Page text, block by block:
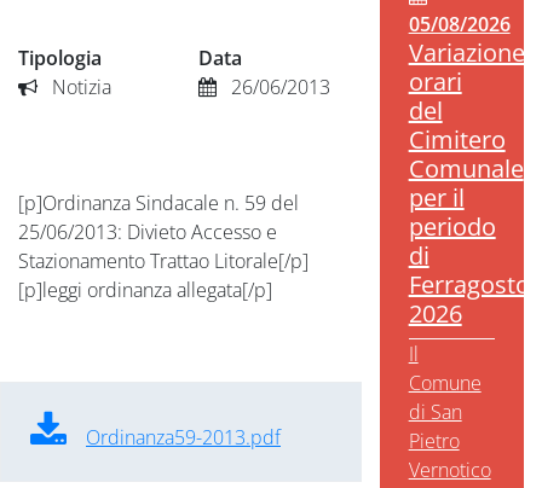
Tipologia
Notizia
Data
26/06/2013
[p]Ordinanza Sindacale n. 59 del
25/06/2013: Divieto Accesso e
Stazionamento Trattao Litorale[/p]
[p]leggi ordinanza allegata[/p]
Ordinanza59-2013.pdf
05/08/2026
Variazione
orari
del
Cimitero
Comunale
per il
periodo
di
Ferragosto
2026
Il
Comune
di San
Pietro
Vernotico